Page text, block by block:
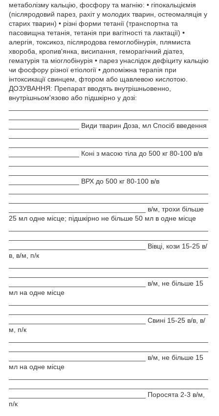
метаболізму кальцію, фосфору та магнію: • гіпокальціємія
(післяродовий парез, рахіт у молодих тварин, остеомаляція у
старих тварин) • різні форми тетанії (транспортна та
пасовищна тетанія, тетанія при вагітності та лактації) •
алергія, токсикоз, післяродова гемоглобінурія, плямиста
хвороба, кропив'янка, висипання, геморагічний діатез,
гематурія та міоглобінурія • парез унаслідок дефіциту кальцію
чи фосфору різної етіології • допоміжна терапія при
інтоксикації свинцем, фтором або щавлевою кислотою.
ДОЗУВАННЯ: Препарат вводять внутрішньовенно,
внутрішньом'язово або підшкірно у дозі:
__________________ Види тварин Доза, мл Спосіб введення
__________________ Коні з масою тіла до 500 кг 80-100 в/в
__________________ ВРХ до 500 кг 80-100 в/в
___________________________________ в/м, трохи більше
25 мл одне місце; підшкірно не більше 50 мл в одне місце
___________________________________ Вівці, кози 15-25 в/
в, в/м, п/к
___________________________________ в/м, не більше 15
мл на одне місце
___________________________________ Свині 15-25 в/в, в/
м, п/к
___________________________________ в/м, не більше 15
мл на одне місце
___________________________________ Поросята 2-3 в/м,
п/к